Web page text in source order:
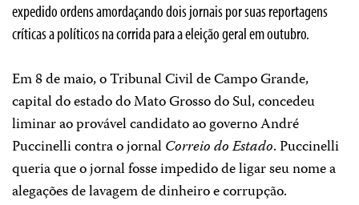
expedido ordens amordaçando dois jornais por suas reportagens
críticas a políticos na corrida para a eleição geral em outubro.
Em 8 de maio, o Tribunal Civil de Campo Grande,
capital do estado do Mato Grosso do Sul, concedeu
liminar ao provável candidato ao governo André
Puccinelli contra o jornalCorreio do Estado. Puccinelli
queria que o jornal fosse impedido de ligar seu nome a
alegações de lavagem de dinheiro e corrupção.